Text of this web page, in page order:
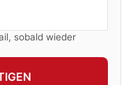
sobald wieder